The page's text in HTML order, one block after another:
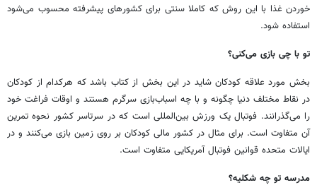
خوردن غذا با این روش که کاملا سنتی برای کشورهای پیشرفته محسوب می‌شود
استفاده شود.
تو با چی بازی می‌کنی؟
بخش مورد علاقه کودکان شاید در این بخش از کتاب باشد که هرکدام از کودکان
در نقاط مختلف دنیا چگونه و با چه اسباب‌بازی سرگرم هستند و اوقات فراغت خود
را می‌گذرانند. فوتبال یک ورزش بین‌المللی است که در سرتاسر کشور نحوه تمرین
آن متفاوت است. برای مثال در کشور مالی کودکان بر روی زمین بازی می‌کنند و در
ایالات متحده قوانین فوتبال آمریکایی متفاوت است.
مدرسه تو چه شکلیه؟